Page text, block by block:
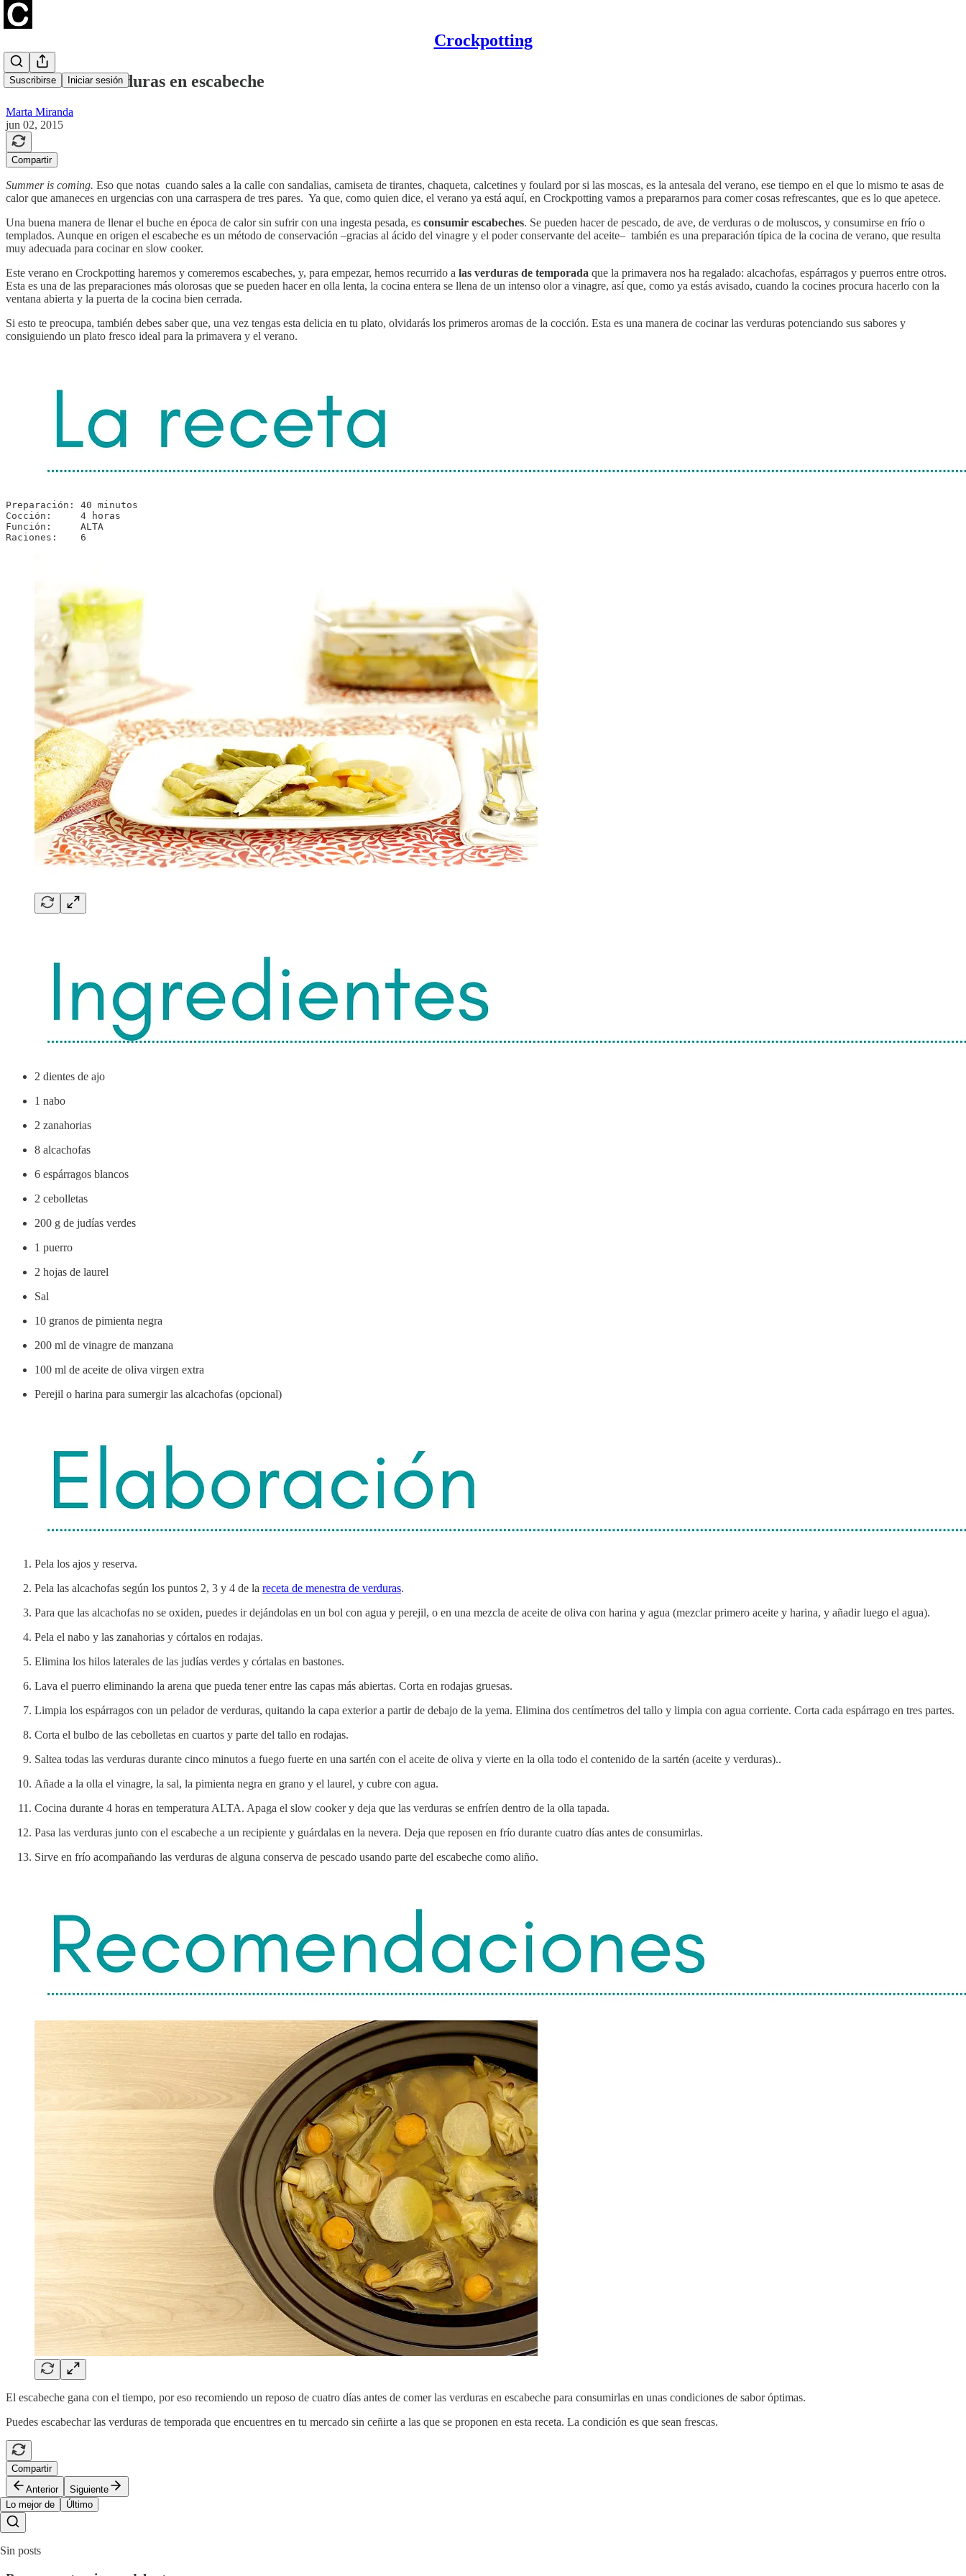
Crockpotting
Suscribirse Iniciar sesión
Ensalada de verduras en escabeche
Marta Miranda
jun 02, 2015
Compartir
Summer is coming. Eso que notas cuando sales a la calle con sandalias, camiseta de tirantes, chaqueta, calcetines y foulard por si las moscas, es la antesala del verano, ese tiempo en el que lo mismo te asas de
calor que amaneces en urgencias con una carraspera de tres pares. Ya que, como quien dice, el verano ya está aquí, en Crockpotting vamos a prepararnos para comer cosas refrescantes, que es lo que apetece.
Una buena manera de llenar el buche en época de calor sin sufrir con una ingesta pesada, es consumir escabeches. Se pueden hacer de pescado, de ave, de verduras o de moluscos, y consumirse en frío o
templados. Aunque en origen el escabeche es un método de conservación –gracias al ácido del vinagre y el poder conservante del aceite– también es una preparación típica de la cocina de verano, que resulta
muy adecuada para cocinar en slow cooker.
Este verano en Crockpotting haremos y comeremos escabeches, y, para empezar, hemos recurrido a las verduras de temporada que la primavera nos ha regalado: alcachofas, espárragos y puerros entre otros.
Esta es una de las preparaciones más olorosas que se pueden hacer en olla lenta, la cocina entera se llena de un intenso olor a vinagre, así que, como ya estás avisado, cuando la cocines procura hacerlo con la
ventana abierta y la puerta de la cocina bien cerrada.
Si esto te preocupa, también debes saber que, una vez tengas esta delicia en tu plato, olvidarás los primeros aromas de la cocción. Esta es una manera de cocinar las verduras potenciando sus sabores y
consiguiendo un plato fresco ideal para la primavera y el verano.
Preparación: 40 minutos
Cocción:     4 horas
Función:     ALTA
Raciones:    6
2 dientes de ajo
1 nabo
2 zanahorias
8 alcachofas
6 espárragos blancos
2 cebolletas
200 g de judías verdes
1 puerro
2 hojas de laurel
Sal
10 granos de pimienta negra
200 ml de vinagre de manzana
100 ml de aceite de oliva virgen extra
Perejil o harina para sumergir las alcachofas (opcional)
Pela los ajos y reserva.
Pela las alcachofas según los puntos 2, 3 y 4 de la receta de menestra de verduras.
Para que las alcachofas no se oxiden, puedes ir dejándolas en un bol con agua y perejil, o en una mezcla de aceite de oliva con harina y agua (mezclar primero aceite y harina, y añadir luego el agua).
Pela el nabo y las zanahorias y córtalos en rodajas.
Elimina los hilos laterales de las judías verdes y córtalas en bastones.
Lava el puerro eliminando la arena que pueda tener entre las capas más abiertas. Corta en rodajas gruesas.
Limpia los espárragos con un pelador de verduras, quitando la capa exterior a partir de debajo de la yema. Elimina dos centímetros del tallo y limpia con agua corriente. Corta cada espárrago en tres partes.
Corta el bulbo de las cebolletas en cuartos y parte del tallo en rodajas.
Saltea todas las verduras durante cinco minutos a fuego fuerte en una sartén con el aceite de oliva y vierte en la olla todo el contenido de la sartén (aceite y verduras)..
Añade a la olla el vinagre, la sal, la pimienta negra en grano y el laurel, y cubre con agua.
Cocina durante 4 horas en temperatura ALTA. Apaga el slow cooker y deja que las verduras se enfríen dentro de la olla tapada.
Pasa las verduras junto con el escabeche a un recipiente y guárdalas en la nevera. Deja que reposen en frío durante cuatro días antes de consumirlas.
Sirve en frío acompañando las verduras de alguna conserva de pescado usando parte del escabeche como aliño.
El escabeche gana con el tiempo, por eso recomiendo un reposo de cuatro días antes de comer las verduras en escabeche para consumirlas en unas condiciones de sabor óptimas.
Puedes escabechar las verduras de temporada que encuentres en tu mercado sin ceñirte a las que se proponen en esta receta. La condición es que sean frescas.
Compartir
Anterior
Siguiente
Lo mejor de
Último
Sin posts